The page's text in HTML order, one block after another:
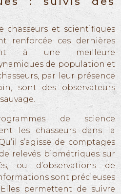
chasseurs et scientifiques
renforcée ces dernières
à une meilleure
de population et
par leur présence
sont des observateurs
de science
les chasseurs dans la
s’agisse de comptages
relevés biométriques sur
ou d’observations de
sont précieuses
permettent de suivre